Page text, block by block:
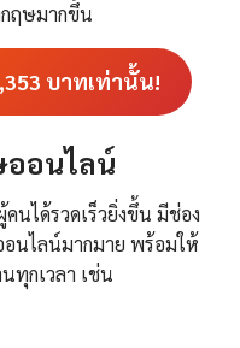
กฤษมากขึ้น
บาทเท่านั้น!
ออนไลน์
นได้รวดเร็วยิ่งขึ้น มีช่อง
อนไลน์มากมาย พร้อมให้
ทุกเวลา เช่น